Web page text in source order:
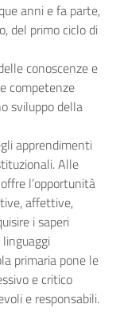
anni e fa parte,
del primo ciclo di
conoscenze e
competenze
sviluppo della
apprendimenti
Alle
l’opportunità
affettive,
i saperi
primaria pone le
e critico
e responsabili.